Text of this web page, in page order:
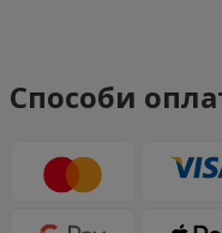
Способи